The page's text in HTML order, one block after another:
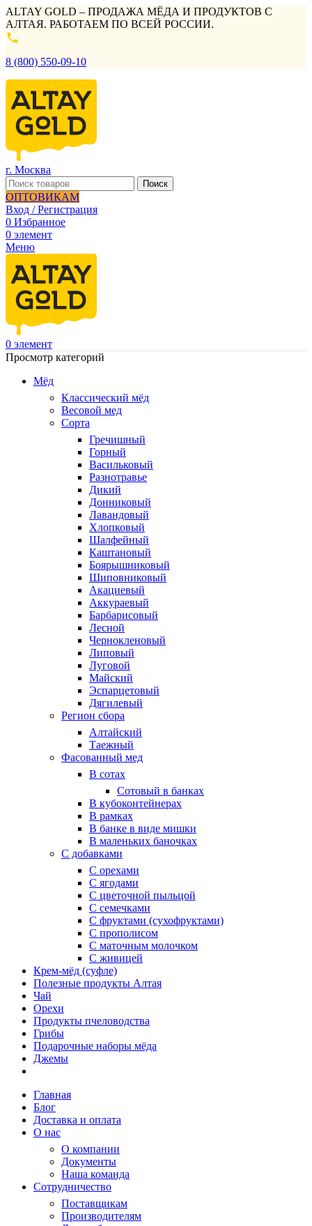
ALTAY GOLD – ПРОДАЖА МЁДА И ПРОДУКТОВ С
АЛТАЯ. РАБОТАЕМ ПО ВСЕЙ РОССИИ.
8 (800) 550-09-10
г. Москва
Поиск
ОПТОВИКАМ
Вход / Регистрация
0 Избранное
0 элемент
Меню
0 элемент
Просмотр категорий
Мёд
Классический мёд
Весовой мед
Сорта
Гречишный
Горный
Васильковый
Разнотравье
Дикий
Донниковый
Лавандовый
Хлопковый
Шалфейный
Каштановый
Боярышниковый
Шиповниковый
Акациевый
Аккураевый
Барбарисовый
Лесной
Чернокленовый
Липовый
Луговой
Майский
Эспарцетовый
Дягилевый
Регион сбора
Алтайский
Таежный
Фасованный мед
В сотах
Сотовый в банках
В кубоконтейнерах
В рамках
В банке в виде мишки
В маленьких баночках
С добавками
С орехами
С ягодами
С цветочной пыльцой
С семечками
С фруктами (сухофруктами)
С прополисом
С маточным молочком
С живицей
Крем-мёд (суфле)
Полезные продукты Алтая
Чай
Орехи
Продукты пчеловодства
Грибы
Подарочные наборы мёда
Джемы
Главная
Блог
Доставка и оплата
О нас
О компании
Документы
Наша команда
Сотрудничество
Поставщикам
Производителям